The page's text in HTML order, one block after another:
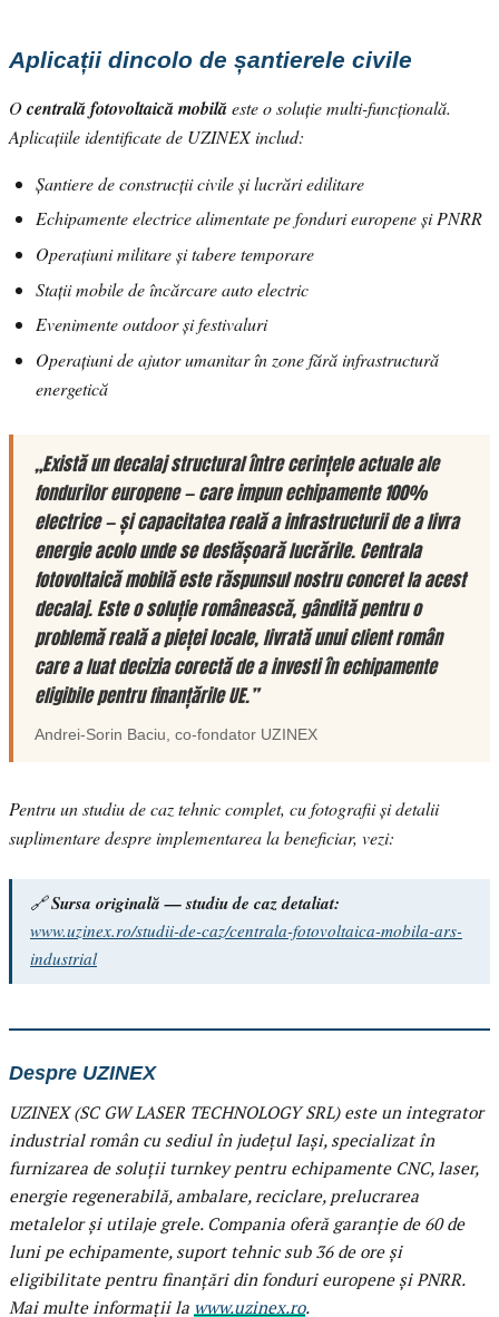
Aplicații dincolo de șantierele civile
Ocentrală fotovoltaică mobilăeste o soluție multi-funcțională.
Aplicațiile identificate de UZINEX includ:
Șantiere de construcții civile și lucrări edilitare
Echipamente electrice alimentate pe fonduri europene și PNRR
Operațiuni militare și tabere temporare
Stații mobile de încărcare auto electric
Evenimente outdoor și festivaluri
Operațiuni de ajutor umanitar în zone fără infrastructură
energetică
„Există un decalaj structural între cerințele actuale ale
fondurilor europene — care impun echipamente 100%
electrice — și capacitatea reală a infrastructurii de a livra
energie acolo unde se desfășoară lucrările. Centrala
fotovoltaică mobilă este răspunsul nostru concret la acest
decalaj. Este o soluție românească, gândită pentru o
problemă reală a pieței locale, livrată unui client român
care a luat decizia corectă de a investi în echipamente
eligibile pentru finanțările UE.”
Andrei-Sorin Baciu, co-fondator UZINEX
Pentru un studiu de caz tehnic complet, cu fotografii și detalii
suplimentare despre implementarea la beneficiar, vezi:
🔗Sursa originală — studiu de caz detaliat:
www.uzinex.ro/studii-de-caz/centrala-fotovoltaica-mobila-ars-
industrial
Despre UZINEX
UZINEX (SC GW LASER TECHNOLOGY SRL) este un integrator
industrial român cu sediul în județul Iași, specializat în
furnizarea de soluții turnkey pentru echipamente CNC, laser,
energie regenerabilă, ambalare, reciclare, prelucrarea
metalelor și utilaje grele. Compania oferă garanție de 60 de
luni pe echipamente, suport tehnic sub 36 de ore și
eligibilitate pentru finanțări din fonduri europene și PNRR.
Mai multe informații la www.uzinex.ro.